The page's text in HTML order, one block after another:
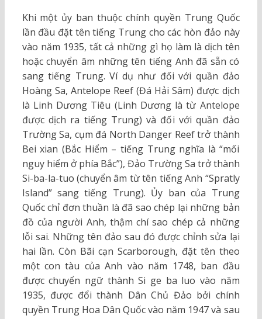
Khi một ủy ban thuộc chính quyền Trung Quốc
lần đầu đặt tên tiếng Trung cho các hòn đảo này
vào năm 1935, tất cả những gì họ làm là dịch tên
hoặc chuyển âm những tên tiếng Anh đã sẵn có
sang tiếng Trung. Ví dụ như đối với quần đảo
Hoàng Sa, Antelope Reef (Đá Hải Sâm) được dịch
là Linh Dương Tiêu (Linh Dương là từ Antelope
được dịch ra tiếng Trung) và đối với quần đảo
Trường Sa, cụm đá North Danger Reef trở thành
Bei xian (Bắc Hiểm – tiếng Trung nghĩa là “mối
nguy hiểm ở phía Bắc”), Đảo Trường Sa trở thành
Si-ba-la-tuo (chuyển âm từ tên tiếng Anh “Spratly
Island” sang tiếng Trung). Ủy ban của Trung
Quốc chỉ đơn thuần là đã sao chép lại những bản
đồ của người Anh, thậm chí sao chép cả những
lỗi sai. Những tên đảo sau đó được chỉnh sửa lại
hai lần. Còn Bãi cạn Scarborough, đặt tên theo
một con tàu của Anh vào năm 1748, ban đầu
được chuyển ngữ thành Si ge ba luo vào năm
1935, được đổi thành Dân Chủ Đảo bởi chính
quyền Trung Hoa Dân Quốc vào năm 1947 và sau